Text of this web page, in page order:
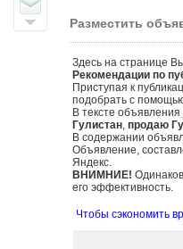
Разместить
Здесь на странице
Рекомендации по
Приступая к
подобрать с
В тексте
Гулистан, продаю
В содержании
Объявление,
Яндекс.
ВНИМНИЕ!
его эффективность.
Чтобы сэкономить